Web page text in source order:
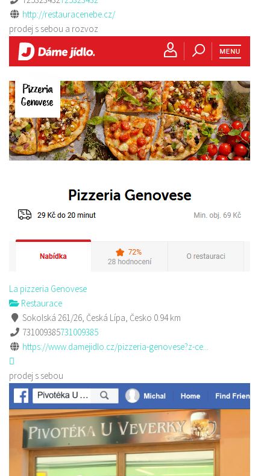
http://restauracenebe.cz/
prodej s sebou a rozvoz
La pizzeria Genovese
Restaurace
Sokolská 261/26, Česká Lípa, Česko 0.94 km
731009385731009385
https://www.damejidlo.cz/pizzeria-genovese?z-ce...
prodej s sebou